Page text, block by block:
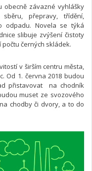
obecně závazné vyhlášky
přepravy, třídění,
odpadu. Novela se týká
slibuje zvýšení čistoty
počtu černých skládek.
v širším centru města,
Od 1. června 2018 budou
přistavovat na chodník
muset ze svozového
chodby či dvory, a to do